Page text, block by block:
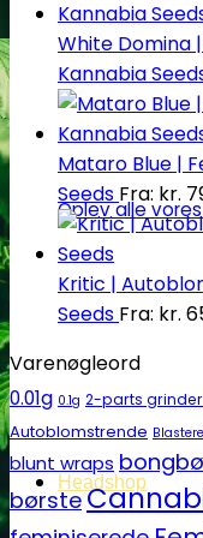
Oplev alle
Headshop
White Domina
Kannabia
Mataro Blue |
Seeds Fra: kr.
Kritic |
Seeds Fra: kr.
Varenøgleord
0.01g 0.1g 2-parts grinder
Autoblomstrende
blunt wraps
børste